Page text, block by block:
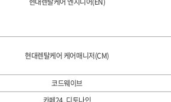
현대렌탈케어 케어매니저(CM)
코드웨이브